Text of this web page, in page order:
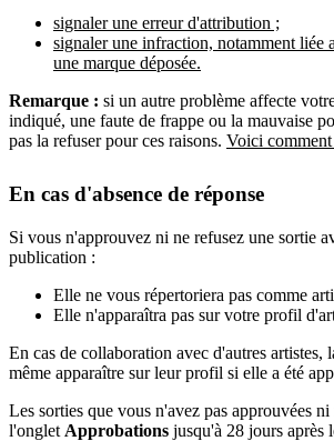
signaler une erreur d'attribution ;
signaler une infraction, notamment liée
une marque déposée.
Remarque : si un autre problème affecte
indiqué, une faute de frappe ou la mauvaise
pas la refuser pour ces raisons. Voici
En cas d'absence de réponse
Si vous n'approuvez ni ne refusez une sortie
publication :
Elle ne vous répertoriera pas comme
Elle n'apparaîtra pas sur votre profil
En cas de collaboration avec d'autres artistes,
même apparaître sur leur profil si elle a été
Les sorties que vous n'avez pas approuvées ni
l'onglet Approbations jusqu'à 28 jours après